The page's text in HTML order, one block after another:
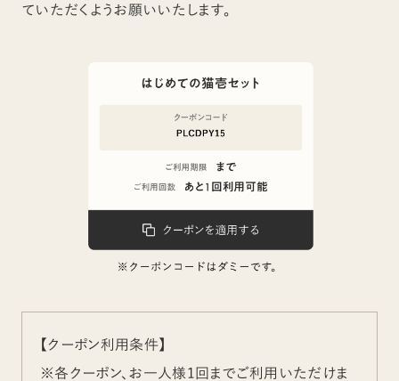
ていただくようお願いいたします。
【クーポン利用条件】
※各クーポン、お一人様1回までご利用いただけま